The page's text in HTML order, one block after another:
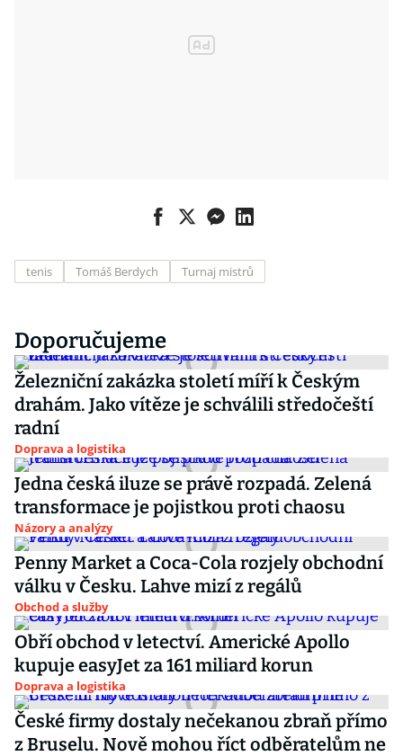
tenis Tomáš Berdych Turnaj mistrů
Doporučujeme
Železniční zakázka století míří k Českým
drahám. Jako vítěze je schválili středočeští
radní
Doprava a logistika
Jedna česká iluze se právě rozpadá. Zelená
transformace je pojistkou proti chaosu
Názory a analýzy
Penny Market a Coca-Cola rozjely obchodní
válku v Česku. Lahve mizí z regálů
Obchod a služby
Obří obchod v letectví. Americké Apollo
kupuje easyJet za 161 miliard korun
Doprava a logistika
České firmy dostaly nečekanou zbraň přímo
z Bruselu. Nově mohou říct odběratelům ne